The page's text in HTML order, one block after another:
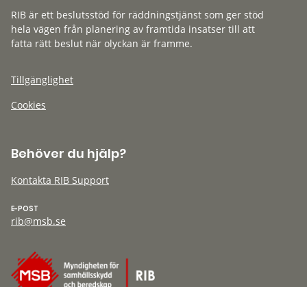
RIB är ett beslutsstöd för räddningstjänst som ger stöd
hela vägen från planering av framtida insatser till att
fatta rätt beslut när olyckan är framme.
Tillgänglighet
Cookies
Behöver du hjälp?
Kontakta RIB Support
E-POST
rib@msb.se